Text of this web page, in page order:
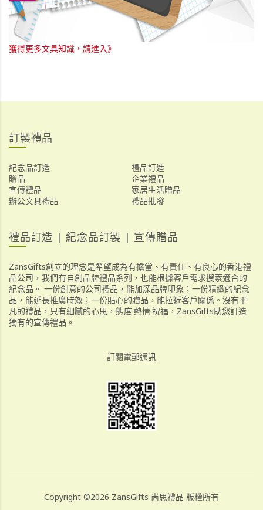
獲得更多文具知識，請進入》
訂製禮品
紀念品訂造
禮品訂造
贈品
企業禮品
宣傳禮品
家居生活贈品
辦公文具禮品
禮品批發
禮品訂造 | 紀念品訂製 | 宣傳贈品
ZansGifts創立的理念是希望成為有擔當、有責任、有良心的香港禮
品公司，我們有自創品牌禮品系列，也能根據客戶需求搜索適合的
紀念品。 一份創意的公司禮品，能加深品牌印象；一份精緻的紀念
品，能延長推廣時效；一份貼心的贈品，能拉近客戶關係。沒有平
凡的禮品，只有細膩的心思，態度·熱情·祝福，ZansGifts助您訂造
獨有的宣傳禮品。
訂閱電郵通訊
Copyright ©2026 ZansGifts 尚思禮品 版權所有